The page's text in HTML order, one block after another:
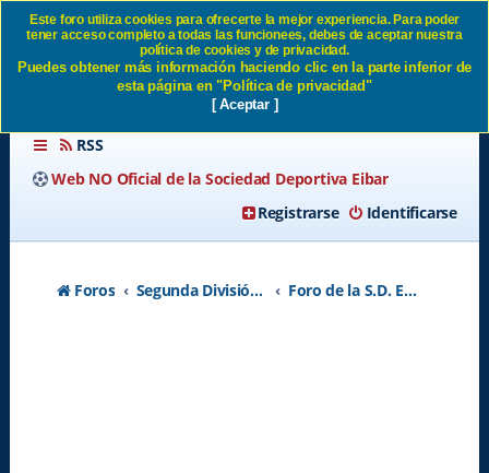
VIAJE A ZUBIETA SD Eibar
RSS
Web NO Oficial de la Sociedad Deportiva Eibar
Identificarse
Registrarse
Foros Segunda División A - Temporada 2026-2027 Foro de la S.D. Eibar
Este foro utiliza cookies para ofrecerte la mejor experiencia. Para poder
tener acceso completo a todas las funcionees, debes de aceptar nuestra
política de cookies y de privacidad.
Puedes obtener más información haciendo clic en la parte inferior de
esta página en "Política de privacidad"
[ Aceptar ]